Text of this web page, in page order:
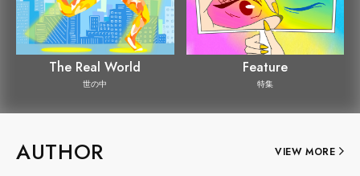
The Real World
世の中
Feature
特集
AUTHOR VIEW MORE